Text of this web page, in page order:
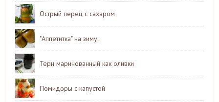
Острый перец с сахаром
"Аппетитка" на зиму.
Терн маринованный как оливки
Помидоры с капустой